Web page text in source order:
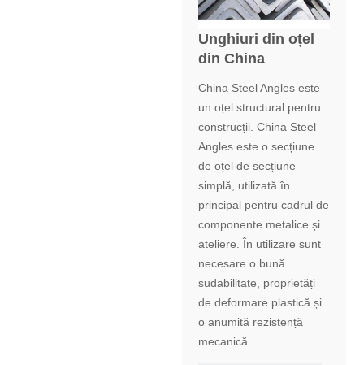
Unghiuri din oțel
din China
China Steel Angles este
un oțel structural pentru
construcții. China Steel
Angles este o secțiune
de oțel de secțiune
simplă, utilizată în
principal pentru cadrul de
componente metalice și
ateliere. În utilizare sunt
necesare o bună
sudabilitate, proprietăți
de deformare plastică și
o anumită rezistență
mecanică.